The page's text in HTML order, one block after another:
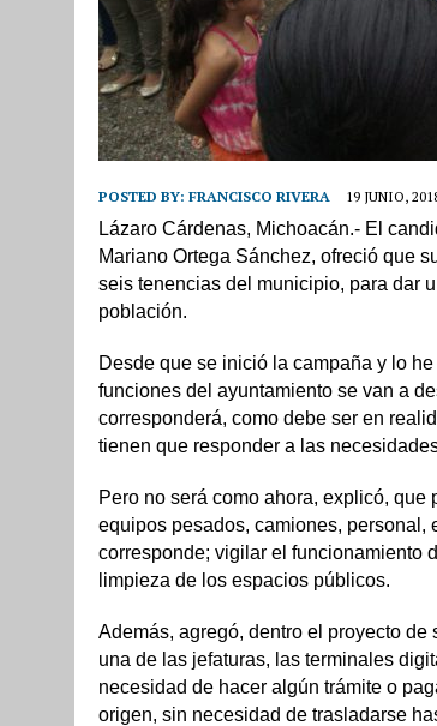
POSTED BY: FRANCISCO RIVERA 19 JUNIO,
Lázaro Cárdenas, Michoacán.- El
Mariano Ortega Sánchez, ofreció que
seis tenencias del municipio, para dar
población.
Desde que se inició la campaña y lo
funciones del ayuntamiento se van a
corresponderá, como debe ser en
tienen que responder a las
Pero no será como ahora, explicó,
equipos pesados, camiones, personal,
corresponde; vigilar el funcionamiento
limpieza de los espacios públicos.
Además, agregó, dentro el proyecto
una de las jefaturas, las terminales
necesidad de hacer algún trámite o
origen, sin necesidad de trasladarse